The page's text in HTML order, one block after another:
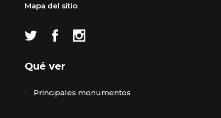
Mapa del sitio
Qué ver
Principales monumentos